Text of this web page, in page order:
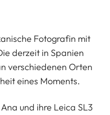
Fotografin mit
derzeit in Spanien
verschiedenen Orten
eines Moments.
und ihre Leica SL3